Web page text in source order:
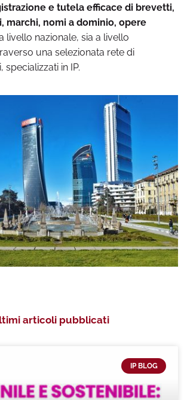
e tutela efficace di brevetti,
marchi, nomi a dominio, opere
livello nazionale, sia a livello
una selezionata rete di
in IP.
articoli pubblicati
IP BLOG